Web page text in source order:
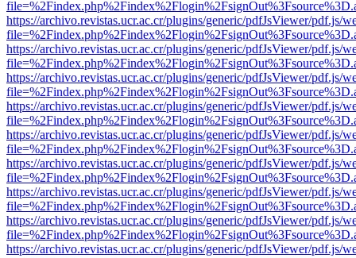
https://archivo.revistas.ucr.ac.cr/plugins/generic/pdfJsViewer/pdf.js/
https://archivo.revistas.ucr.ac.cr/plugins/generic/pdfJsViewer/pdf.js/
https://archivo.revistas.ucr.ac.cr/plugins/generic/pdfJsViewer/pdf.js/
https://archivo.revistas.ucr.ac.cr/plugins/generic/pdfJsViewer/pdf.js/
https://archivo.revistas.ucr.ac.cr/plugins/generic/pdfJsViewer/pdf.js/
https://archivo.revistas.ucr.ac.cr/plugins/generic/pdfJsViewer/pdf.js/
https://archivo.revistas.ucr.ac.cr/plugins/generic/pdfJsViewer/pdf.js/
https://archivo.revistas.ucr.ac.cr/plugins/generic/pdfJsViewer/pdf.js/
https://archivo.revistas.ucr.ac.cr/plugins/generic/pdfJsViewer/pdf.js/